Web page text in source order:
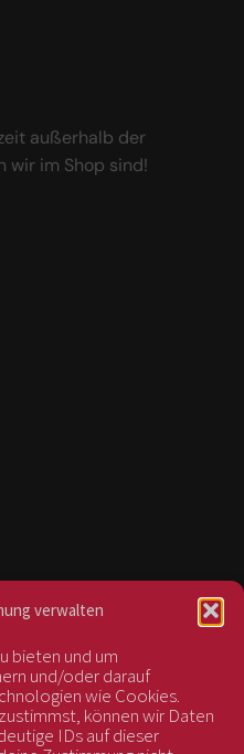
verwalten
bieten und um
und/oder darauf
wie Cookies.
können wir Daten
IDs auf dieser
außerhalb der
wir im Shop sind!